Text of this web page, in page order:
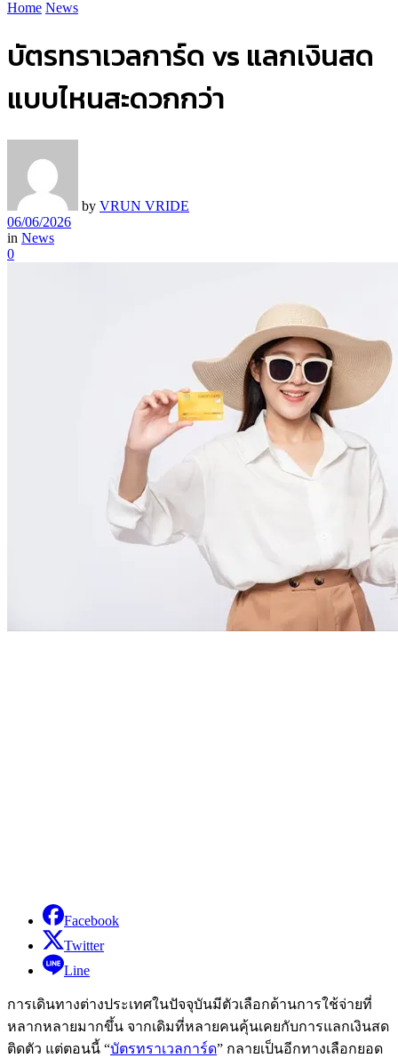
Home News
บัตรทราเวลการ์ด vs แลกเงินสด
แบบไหนสะดวกกว่า
by VRUN VRIDE
06/06/2026
in News
0
Facebook
Twitter
Line
การเดินทางต่างประเทศในปัจจุบันมีตัวเลือกด้านการใช้จ่ายที่
หลากหลายมากขึ้น จากเดิมที่หลายคนคุ้นเคยกับการแลกเงินสด
ติดตัว แต่ตอนนี้ “บัตรทราเวลการ์ด” กลายเป็นอีกทางเลือกยอด